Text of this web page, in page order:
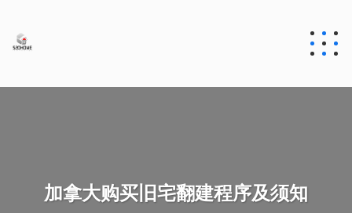
加拿大购买旧宅翻建程序及须知